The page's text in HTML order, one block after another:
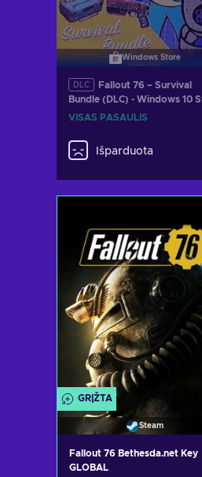
Windows Store
DLC
Fallout 76 – Survival
Bundle (DLC) - Windows 10
Key GLOBAL
VISAS PASAULIS
Išparduota
GRĮŽTA
Steam
Fallout 76 Bethesda.net Key
GLOBAL